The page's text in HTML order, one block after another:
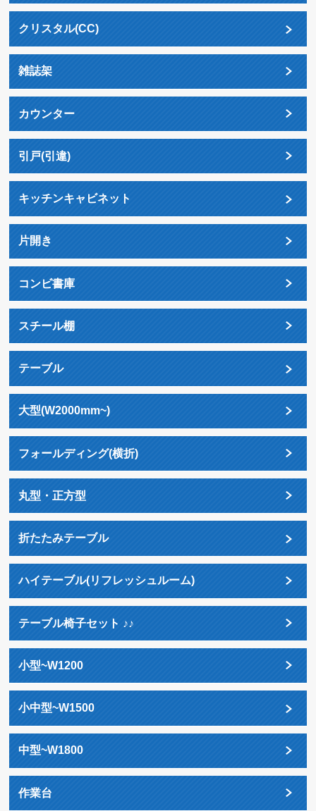
クリスタル(CC)
雑誌架
カウンター
引戸(引違)
キッチンキャビネット
片開き
コンビ書庫
スチール棚
テーブル
大型(W2000mm~)
フォールディング(横折)
丸型・正方型
折たたみテーブル
ハイテーブル(リフレッシュルーム)
テーブル椅子セット ♪♪
小型~W1200
小中型~W1500
中型~W1800
作業台